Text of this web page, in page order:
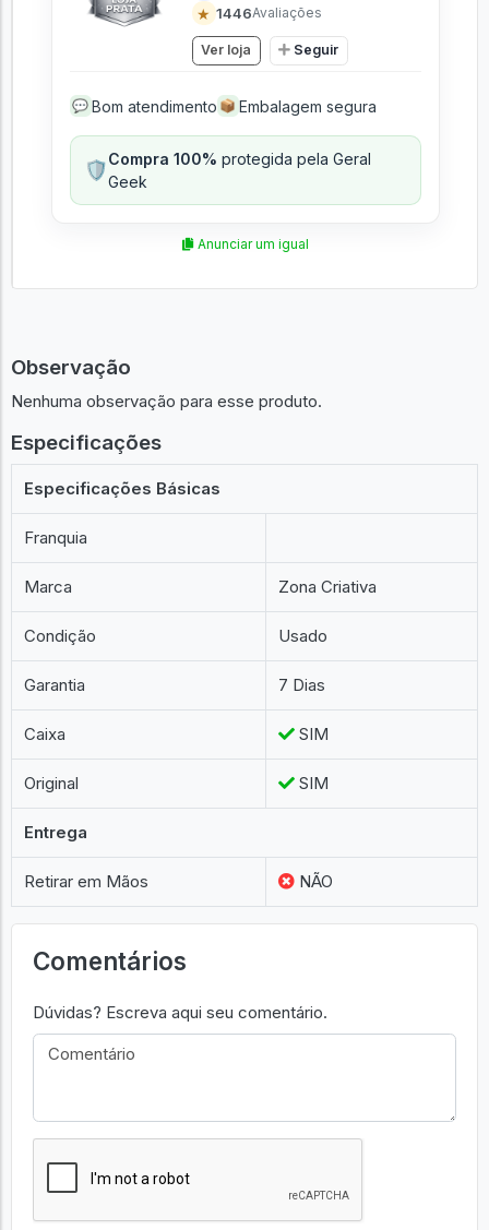
★ 1446Avaliações
Ver loja Seguir
💬 Bom atendimento 📦 Embalagem segura
🛡️Compra 100% protegida pela Geral
Geek
Anunciar um igual
Observação
Nenhuma observação para esse produto.
Especificações
Especificações Básicas
Franquia
Marca Zona Criativa
Condição Usado
Garantia 7 Dias
Caixa SIM
Original SIM
Entrega
Retirar em Mãos NÃO
Comentários
Dúvidas? Escreva aqui seu comentário.